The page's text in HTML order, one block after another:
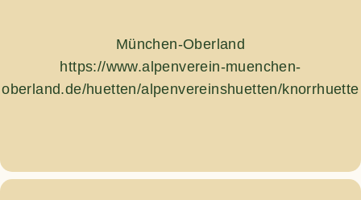
München-Oberland
https://www.alpenverein-muenchen-
oberland.de/huetten/alpenvereinshuetten/knorrhuette